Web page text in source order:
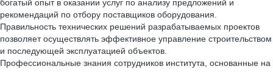
богатый опыт в оказании услуг по анализу предложений и
рекомендаций по отбору поставщиков оборудования.
Правильность технических решений разрабатываемых проектов
позволяет осуществлять эффективное управление строительством
и последующей эксплуатацией объектов.
Профессиональные знания сотрудников института, основанные на